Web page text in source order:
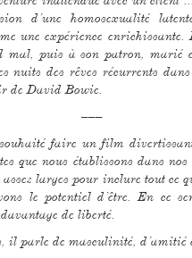
d’une homosexualité
une expérience enrichissante.
mal, puis à son patron,
nuits des rêves récurrents
de David Bowie.
–––
faire un film
que nous établissons dans
assez larges pour inclure tout ce
le potentiel d’être. En ce
de liberté.
il parle de masculinité, d’amitié